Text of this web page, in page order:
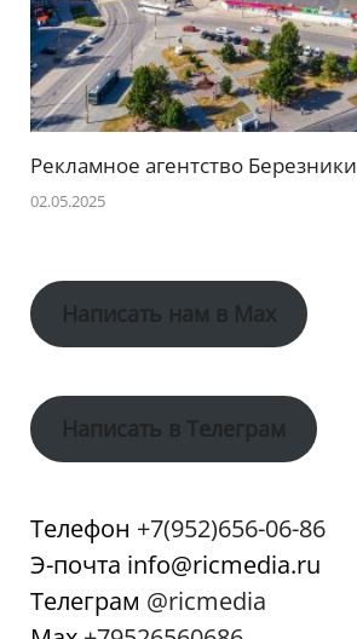
Рекламное агентство Березники
02.05.2025
Написать нам в Max
Написать в Телеграм
Телефон +7(952)656-06-86
Э-почта info@ricmedia.ru
Телеграм @ricmedia